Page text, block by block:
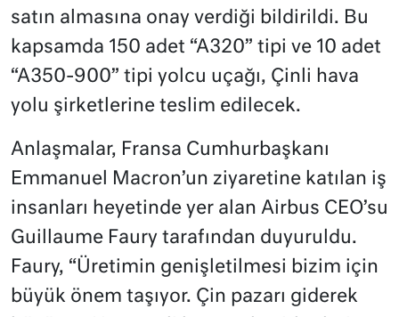
satın almasına onay verdiği bildirildi. Bu
kapsamda 150 adet “A320” tipi ve 10 adet
“A350-900” tipi yolcu uçağı, Çinli hava
yolu şirketlerine teslim edilecek.
Anlaşmalar, Fransa Cumhurbaşkanı
Emmanuel Macron’un ziyaretine katılan iş
insanları heyetinde yer alan Airbus CEO’su
Guillaume Faury tarafından duyuruldu.
Faury, “Üretimin genişletilmesi bizim için
büyük önem taşıyor. Çin pazarı giderek